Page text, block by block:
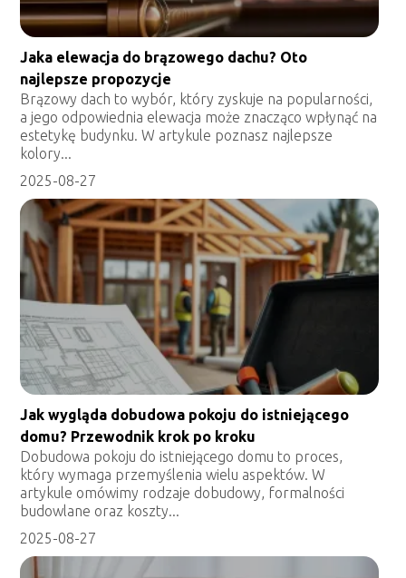
Jaka elewacja do brązowego dachu? Oto
najlepsze propozycje
Brązowy dach to wybór, który zyskuje na popularności,
a jego odpowiednia elewacja może znacząco wpłynąć na
estetykę budynku. W artykule poznasz najlepsze
kolory...
2025-08-27
Jak wygląda dobudowa pokoju do istniejącego
domu? Przewodnik krok po kroku
Dobudowa pokoju do istniejącego domu to proces,
który wymaga przemyślenia wielu aspektów. W
artykule omówimy rodzaje dobudowy, formalności
budowlane oraz koszty...
2025-08-27